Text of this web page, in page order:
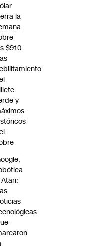
la
$910
y
Atari: